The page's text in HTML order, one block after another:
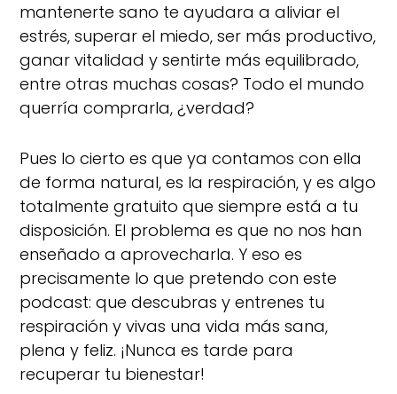
mantenerte sano te ayudara a aliviar el
estrés, superar el miedo, ser más productivo,
ganar vitalidad y sentirte más equilibrado,
entre otras muchas cosas? Todo el mundo
querría comprarla, ¿verdad?
Pues lo cierto es que ya contamos con ella
de forma natural, es la respiración, y es algo
totalmente gratuito que siempre está a tu
disposición. El problema es que no nos han
enseñado a aprovecharla. Y eso es
precisamente lo que pretendo con este
podcast: que descubras y entrenes tu
respiración y vivas una vida más sana,
plena y feliz. ¡Nunca es tarde para
recuperar tu bienestar!